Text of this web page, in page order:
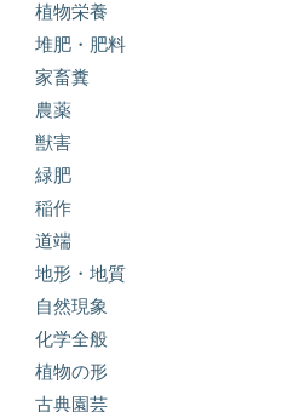
植物栄養
堆肥・肥料
家畜糞
農薬
獣害
緑肥
稲作
道端
地形・地質
自然現象
化学全般
植物の形
古典園芸